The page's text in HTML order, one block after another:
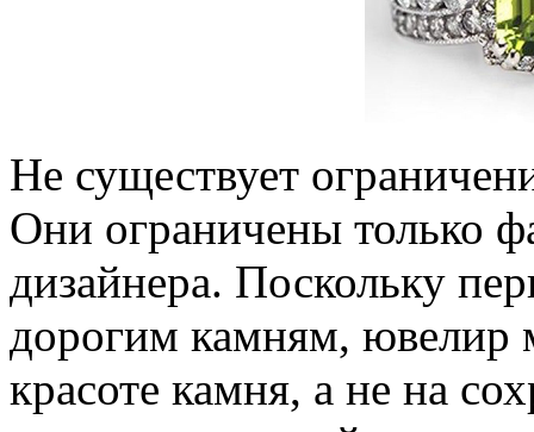
Не существует
Они ограничены только
дизайнера. Поскольку
дорогим камням, ювелир
красоте камня, а не на